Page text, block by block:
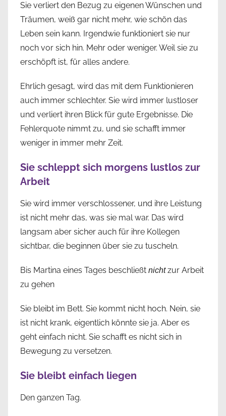
Sie verliert den Bezug zu eigenen Wünschen und
Träumen, weiß gar nicht mehr, wie schön das
Leben sein kann. Irgendwie funktioniert sie nur
noch vor sich hin. Mehr oder weniger. Weil sie zu
erschöpft ist, für alles andere.
Ehrlich gesagt, wird das mit dem Funktionieren
auch immer schlechter. Sie wird immer lustloser
und verliert ihren Blick für gute Ergebnisse. Die
Fehlerquote nimmt zu, und sie schafft immer
weniger in immer mehr Zeit.
Sie schleppt sich morgens lustlos zur
Arbeit
Sie wird immer verschlossener, und ihre Leistung
ist nicht mehr das, was sie mal war. Das wird
langsam aber sicher auch für ihre Kollegen
sichtbar, die beginnen über sie zu tuscheln.
Bis Martina eines Tages beschließt nichtzur Arbeit
zu gehen
Sie bleibt im Bett. Sie kommt nicht hoch. Nein, sie
ist nicht krank, eigentlich könnte sie ja. Aber es
geht einfach nicht. Sie schafft es nicht sich in
Bewegung zu versetzen.
Sie bleibt einfach liegen
Den ganzen Tag.